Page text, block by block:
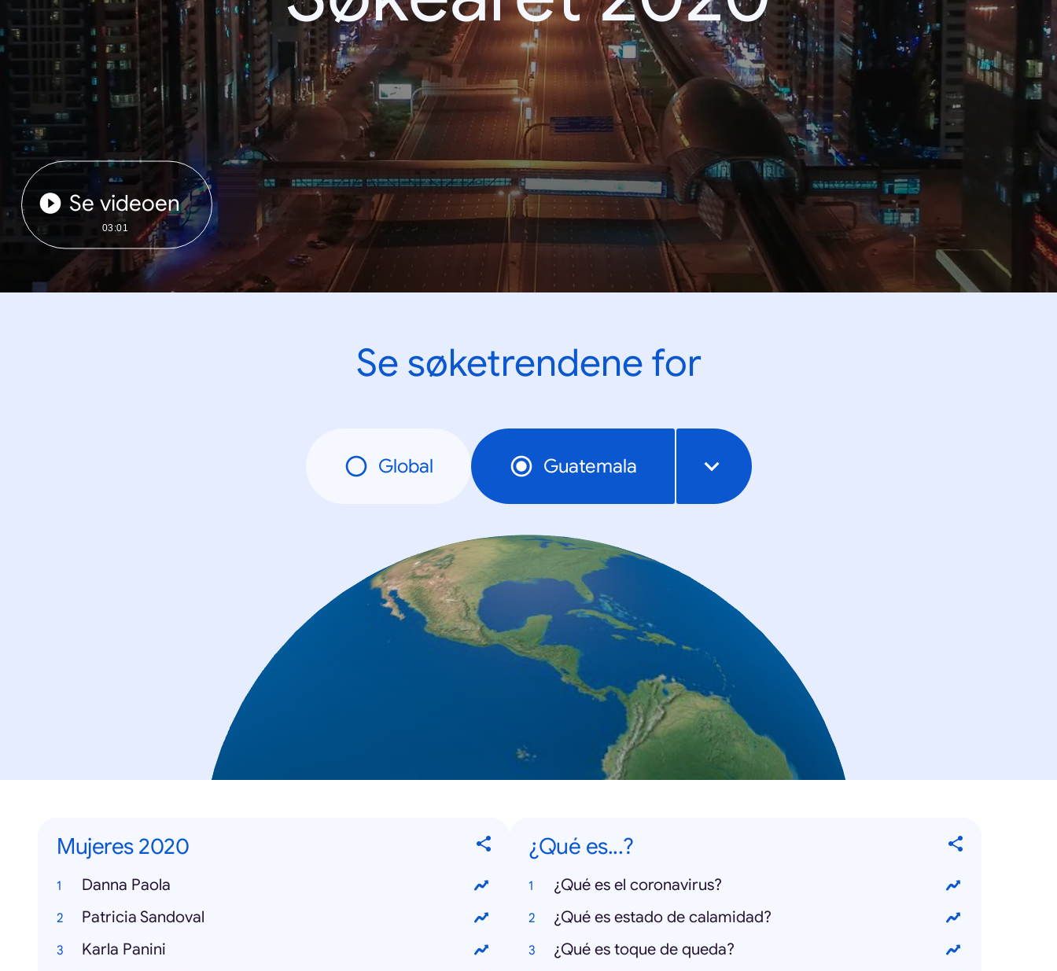
Se videoen
03:01
Se søketrendene for
Global Guatemala
Mujeres 2020
Danna Paola
Patricia Sandoval
Karla Panini
¿Qué es...?
¿Qué es el coronavirus?
¿Qué es estado de calamidad?
¿Qué es toque de queda?